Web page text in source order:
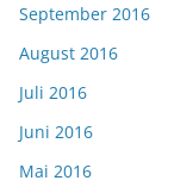
September 2016
August 2016
Juli 2016
Juni 2016
Mai 2016